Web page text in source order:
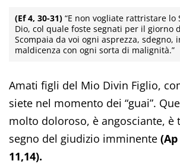
(Ef 4, 30-31) “E non vogliate rattristare lo
Dio, col quale foste segnati per il giorno
Scompaia da voi ogni asprezza, sdegno,
maldicenza con ogni sorta di malignità.”
Amati figli del Mio Divin Figlio,
siete nel momento dei “guai”.
molto doloroso, è angosciante, è
segno del giudizio imminente (Ap
11,14).